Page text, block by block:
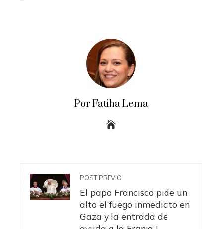
Por Fatiha Lema
POST PREVIO
El papa Francisco pide un
alto el fuego inmediato en
Gaza y la entrada de